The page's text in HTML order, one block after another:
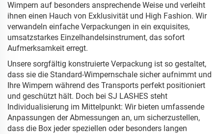
Wimpern auf besonders ansprechende Weise und verleiht
ihnen einen Hauch von Exklusivität und High Fashion. Wir
verwandeln einfache Verpackungen in ein exquisites,
umsatzstarkes Einzelhandelsinstrument, das sofort
Aufmerksamkeit erregt.
Unsere sorgfältig konstruierte Verpackung ist so gestaltet,
dass sie die Standard-Wimpernschale sicher aufnimmt und
Ihre Wimpern während des Transports perfekt positioniert
und geschützt hält. Doch bei SJ LASHES steht
Individualisierung im Mittelpunkt: Wir bieten umfassende
Anpassungen der Abmessungen an, um sicherzustellen,
dass die Box jeder speziellen oder besonders langen